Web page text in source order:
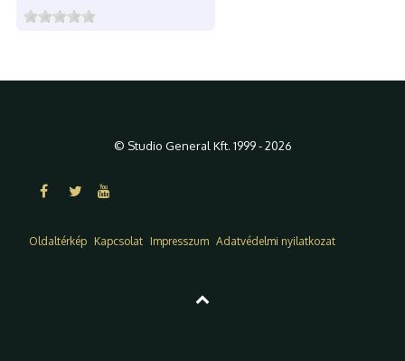
© Studio General Kft. 1999 - 2026
Oldaltérkép Kapcsolat Impresszum Adatvédelmi nyilatkozat